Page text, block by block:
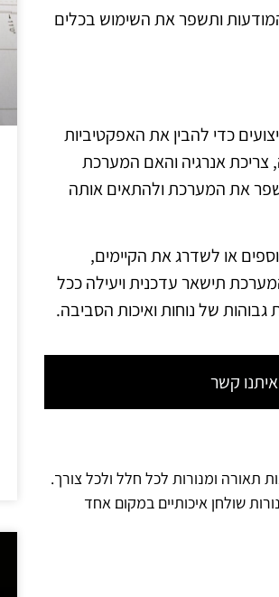
ותשפר את השימוש בכלים
כדי להבין את האפקטיביות
צריכת אנרגיה והאם המערכת
את המערכת ולהתאים אותה
או לשדרג את הקיימים,
תישאר עדכנית ויעילה ככל
של נוחות ואיכות הסביבה.
קשר
תאורה ומנורות לכל חלל ולכל צורך.
שולחן איכותיים במקום אחד